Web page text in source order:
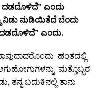
ದಡದೊಳಿದೆ” ಎಂದು
ನಿಡು ನುಡಿಯಿತೆದೆ ಬೆಂದು
ದಡದೊಳಿದೆ” ಎಂದು.
ಹಂತದಲ್ಲಿ
ಮತ್ತೊಬ್ಬರ
ಬದುಕಿನಲ್ಲಿ ತಾನು